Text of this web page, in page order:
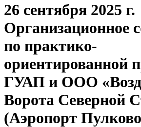
26 сентября 2025 г.
Организационное
по практико-
ориентированной
ГУАП и ООО
Ворота Северной
(Аэропорт